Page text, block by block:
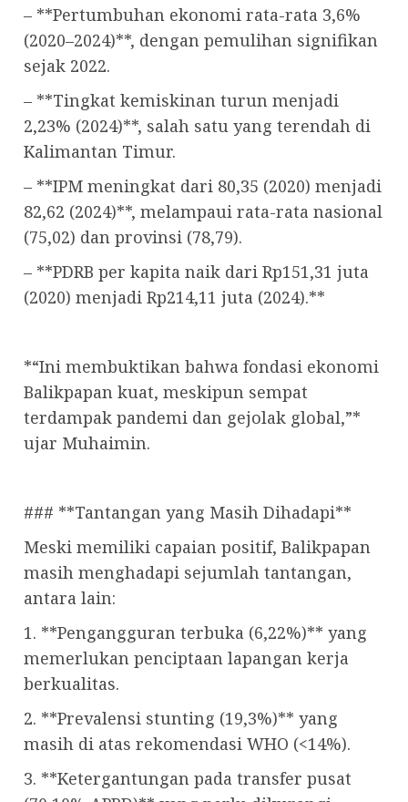
– **Pertumbuhan ekonomi rata-rata 3,6%
(2020–2024)**, dengan pemulihan signifikan
sejak 2022.
– **Tingkat kemiskinan turun menjadi
2,23% (2024)**, salah satu yang terendah di
Kalimantan Timur.
– **IPM meningkat dari 80,35 (2020) menjadi
82,62 (2024)**, melampaui rata-rata nasional
(75,02) dan provinsi (78,79).
– **PDRB per kapita naik dari Rp151,31 juta
(2020) menjadi Rp214,11 juta (2024).**
*“Ini membuktikan bahwa fondasi ekonomi
Balikpapan kuat, meskipun sempat
terdampak pandemi dan gejolak global,”*
ujar Muhaimin.
### **Tantangan yang Masih Dihadapi**
Meski memiliki capaian positif, Balikpapan
masih menghadapi sejumlah tantangan,
antara lain:
1. **Pengangguran terbuka (6,22%)** yang
memerlukan penciptaan lapangan kerja
berkualitas.
2. **Prevalensi stunting (19,3%)** yang
masih di atas rekomendasi WHO (<14%).
3. **Ketergantungan pada transfer pusat